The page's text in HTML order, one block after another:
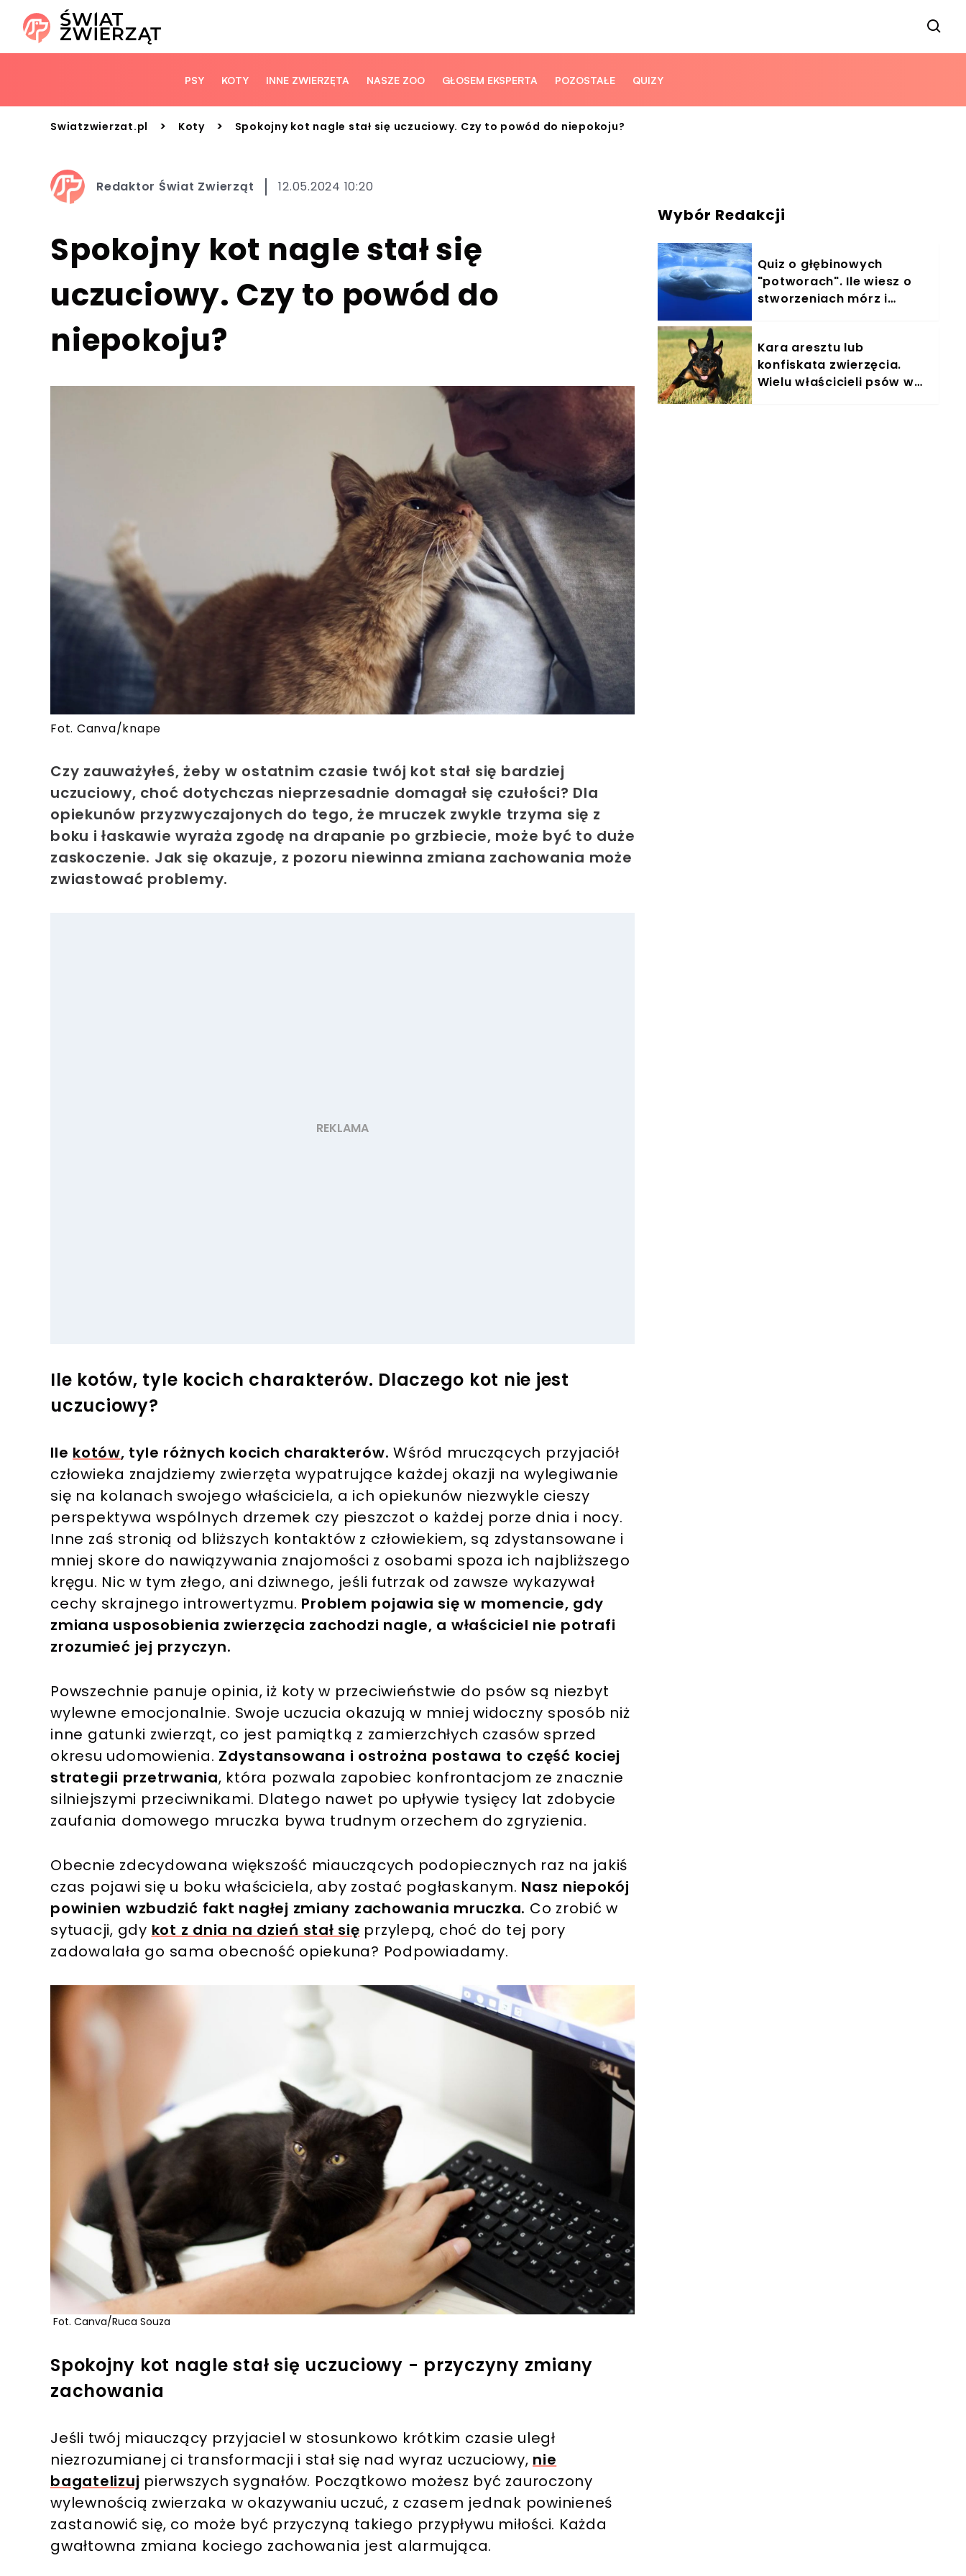
PSY KOTY INNE ZWIERZĘTA NASZE ZOO GŁOSEM EKSPERTA POZOSTAŁE QUIZY
Swiatzwierzat.pl > Koty > Spokojny kot nagle stał się uczuciowy. Czy to powód do niepokoju?
Redaktor Świat Zwierząt 12.05.2024 10:20
Spokojny kot nagle stał się
uczuciowy. Czy to powód do
niepokoju?
Fot. Canva/knape
Czy zauważyłeś, żeby w ostatnim czasie twój kot stał się bardziej
uczuciowy, choć dotychczas nieprzesadnie domagał się czułości? Dla
opiekunów przyzwyczajonych do tego, że mruczek zwykle trzyma się z
boku i łaskawie wyraża zgodę na drapanie po grzbiecie, może być to duże
zaskoczenie. Jak się okazuje, z pozoru niewinna zmiana zachowania może
zwiastować problemy.
Ile kotów, tyle kocich charakterów. Dlaczego kot nie jest
uczuciowy?
Ile kotów, tyle różnych kocich charakterów. Wśród mruczących przyjaciół
człowieka znajdziemy zwierzęta wypatrujące każdej okazji na wylegiwanie
się na kolanach swojego właściciela, a ich opiekunów niezwykle cieszy
perspektywa wspólnych drzemek czy pieszczot o każdej porze dnia i nocy.
Inne zaś stronią od bliższych kontaktów z człowiekiem, są zdystansowane i
mniej skore do nawiązywania znajomości z osobami spoza ich najbliższego
kręgu. Nic w tym złego, ani dziwnego, jeśli futrzak od zawsze wykazywał
cechy skrajnego introwertyzmu. Problem pojawia się w momencie, gdy
zmiana usposobienia zwierzęcia zachodzi nagle, a właściciel nie potrafi
zrozumieć jej przyczyn.
Powszechnie panuje opinia, iż koty w przeciwieństwie do psów są niezbyt
wylewne emocjonalnie. Swoje uczucia okazują w mniej widoczny sposób niż
inne gatunki zwierząt, co jest pamiątką z zamierzchłych czasów sprzed
okresu udomowienia. Zdystansowana i ostrożna postawa to część kociej
strategii przetrwania, która pozwala zapobiec konfrontacjom ze znacznie
silniejszymi przeciwnikami. Dlatego nawet po upływie tysięcy lat zdobycie
zaufania domowego mruczka bywa trudnym orzechem do zgryzienia.
Obecnie zdecydowana większość miauczących podopiecznych raz na jakiś
czas pojawi się u boku właściciela, aby zostać pogłaskanym. Nasz niepokój
powinien wzbudzić fakt nagłej zmiany zachowania mruczka. Co zrobić w
sytuacji, gdy kot z dnia na dzień stał się przylepą, choć do tej pory
zadowalała go sama obecność opiekuna? Podpowiadamy.
Fot. Canva/Ruca Souza
Spokojny kot nagle stał się uczuciowy - przyczyny zmiany
zachowania
Jeśli twój miauczący przyjaciel w stosunkowo krótkim czasie uległ
niezrozumianej ci transformacji i stał się nad wyraz uczuciowy, nie
bagatelizuj pierwszych sygnałów. Początkowo możesz być zauroczony
wylewnością zwierzaka w okazywaniu uczuć, z czasem jednak powinieneś
zastanowić się, co może być przyczyną takiego przypływu miłości. Każda
gwałtowna zmiana kociego zachowania jest alarmująca.
Wybór Redakcji
Quiz o głębinowych
"potworach". Ile wiesz o
stworzeniach mórz i
Kara aresztu lub
konfiskata zwierzęcia.
Wielu właścicieli psów w